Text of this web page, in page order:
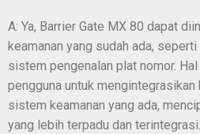
A: Ya, Barrier Gate MX 80 dapat
keamanan yang sudah ada,
sistem pengenalan plat nomor.
pengguna untuk mengintegrasikan
sistem keamanan yang ada,
yang lebih terpadu dan terintegrasi.